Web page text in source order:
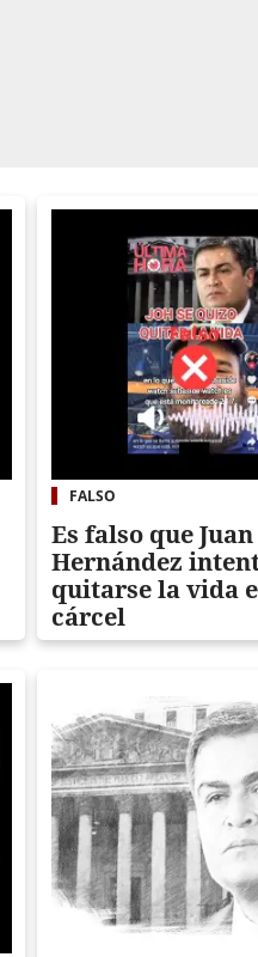
FALSO
Es falso que
Hernández
quitarse la vida
cárcel